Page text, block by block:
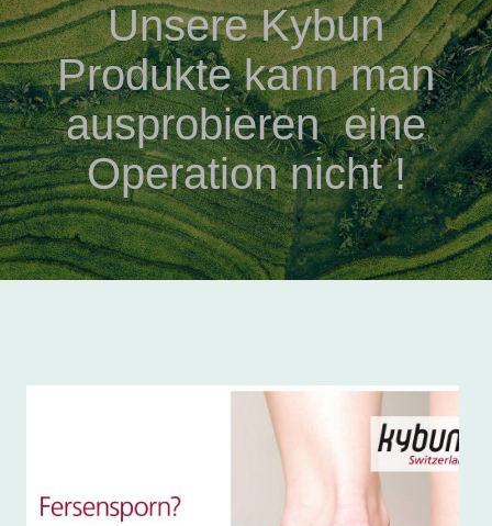
Unsere Kybun
Produkte kann man
ausprobieren eine
Operation nicht !